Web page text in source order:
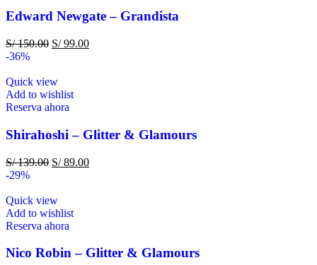
Edward Newgate – Grandista
S/150.00 S/99.00
-36%
Quick view
Add to wishlist
Reserva ahora
Shirahoshi – Glitter & Glamours
S/139.00 S/89.00
-29%
Quick view
Add to wishlist
Reserva ahora
Nico Robin – Glitter & Glamours